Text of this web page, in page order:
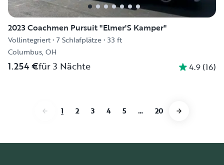
2023 Coachmen Pursuit "Elmer'S Kamper"
Vollintegriert• 7 Schlafplätze• 33 ft
Columbus, OH
1.254 €für 3 Nächte 4.9 (16)
1 2 3 4 5 … 20